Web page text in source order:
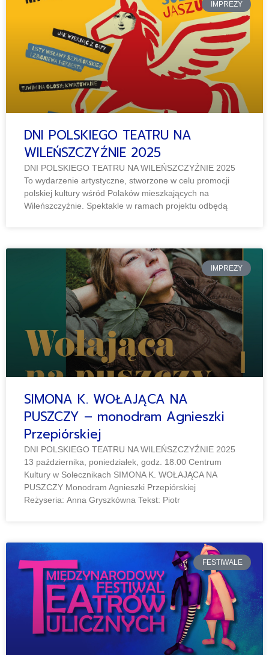
IMPREZY
DNI POLSKIEGO TEATRU NA
WILEŃSZCZYŹNIE 2025
DNI POLSKIEGO TEATRU NA WILEŃSZCZYŹNIE 2025
To wydarzenie artystyczne, stworzone w celu promocji
polskiej kultury wśród Polaków mieszkających na
Wileńszczyźnie. Spektakle w ramach projektu odbędą
IMPREZY
SIMONA K. WOŁAJĄCA NA
PUSZCZY – monodram Agnieszki
Przepiórskiej
DNI POLSKIEGO TEATRU NA WILEŃSZCZYŹNIE 2025
13 października, poniedziałek, godz. 18.00 Centrum
Kultury w Solecznikach SIMONA K. WOŁAJĄCA NA
PUSZCZY Monodram Agnieszki Przepiórskiej
Reżyseria: Anna Gryszkówna Tekst: Piotr
FESTIWALE